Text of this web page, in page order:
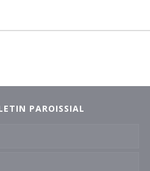
PAROISSIAL